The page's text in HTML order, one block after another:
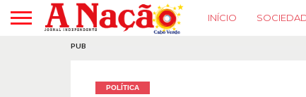
INÍCIO
PUB
POLÍTICA